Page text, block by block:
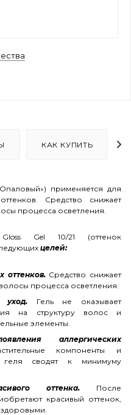
КАК КУПИТЬ
применяется для
Средство снижает
процесса осветления.
Gel 10/21 (оттенок
целей:
оттенков. Средство снижает
процесса осветления.
уход. Гель не оказывает
на структуру волос и
элементы.
аллергических
компоненты и
сводят к минимуму
оттенка. После
красивый оттенок,